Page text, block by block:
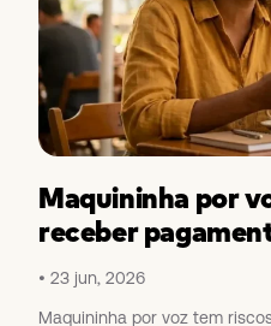
Maquininha por
receber
23 jun, 2026
Maquininha por voz tem